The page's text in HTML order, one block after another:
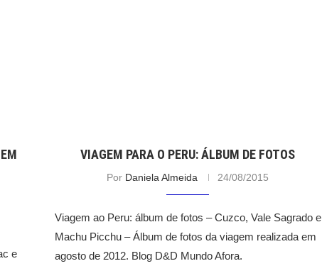
e
VIAGEM PARA O PERU: ÁLBUM DE FOTOS
Por Daniela Almeida 24/08/2015
Viagem ao Peru: álbum de fotos – Cuzco, Vale Sagrado e
Machu Picchu – Álbum de fotos da viagem realizada em
agosto de 2012. Blog D&D Mundo Afora.